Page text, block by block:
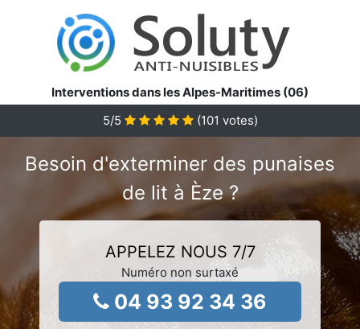
Interventions dans les Alpes-Maritimes (06)
5/5 (101 votes)
Besoin d'exterminer des punaises
de lit à Èze ?
APPELEZ NOUS 7/7
Numéro non surtaxé
04 93 92 34 36